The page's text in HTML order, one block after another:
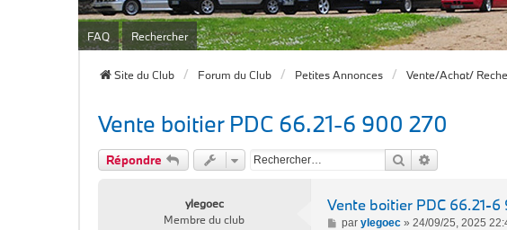
FAQ Rechercher
Site du Club Forum du Club Petites Annonces Vente/Achat/
Vente boitier PDC 66.21-6 900 270
Répondre Rechercher
ylegoec
Membre du club
Vente boitier PDC 66.21-6
M
par ylegoec» 24/09/25, 2025